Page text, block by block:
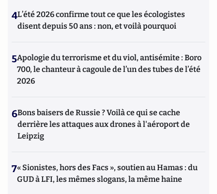
4L’été 2026 confirme tout ce que les écologistes
disent depuis 50 ans : non, et voilà pourquoi
5Apologie du terrorisme et du viol, antisémite : Boro
700, le chanteur à cagoule de l’un des tubes de l’été
2026
6Bons baisers de Russie ? Voilà ce qui se cache
derrière les attaques aux drones à l'aéroport de
Leipzig
7« Sionistes, hors des Facs », soutien au Hamas : du
GUD à LFI, les mêmes slogans, la même haine